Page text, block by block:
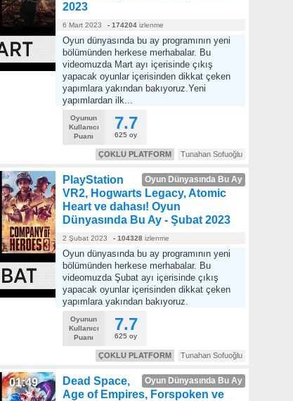
2023
6 Mart 2023 - 174204 izlenme
Oyun dünyasında bu ay programının yeni
bölümünden herkese merhabalar. Bu
videomuzda Mart ayı içerisinde çıkış
yapacak oyunlar içerisinden dikkat çeken
yapımlara yakından bakıyoruz.Yeni
yapımlardan ilk...
Oyunun
Kullanıcı
Puanı
7.7
625 oy
Tunahan Sofuoğlu
ÇOKLU PLATFORM
Oyun Dünyasında Bu Ay
PlayStation
VR2, Hogwarts Legacy, Atomic
Heart ve dahası! Oyun
Dünyasında Bu Ay - Şubat 2023
2 Şubat 2023 - 104328 izlenme
Oyun dünyasında bu ay programının yeni
bölümünden herkese merhabalar. Bu
videomuzda Şubat ayı içerisinde çıkış
yapacak oyunlar içerisinden dikkat çeken
yapımlara yakından bakıyoruz.
Oyunun
Kullanıcı
Puanı
7.7
625 oy
Tunahan Sofuoğlu
ÇOKLU PLATFORM
01:49 Oyun Dünyasında Bu Ay
Dead Space,
Age of Empires, Forspoken ve